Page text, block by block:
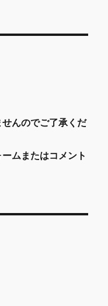
んのでご了承くだ
ムまたはコメント